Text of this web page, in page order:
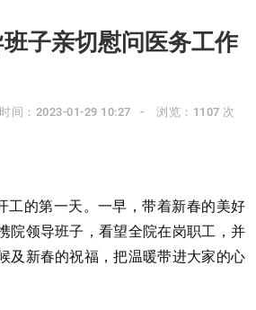
子亲切慰问医务工作
时间：2023-01-29 10:27 浏览：1107 次
工的第一天。一早，带着新春的美好
院领导班子，看望全院在岗职工，并
及新春的祝福，把温暖带进大家的心